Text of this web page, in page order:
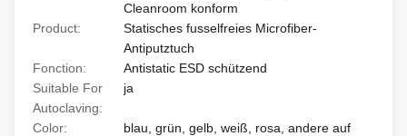
Cleanroom konform
Product:
Statisches fusselfreies Microfiber-
Antiputztuch
Fonction:
Antistatic ESD schützend
Suitable For
Autoclaving:
ja
Color:
blau, grün, gelb, weiß, rosa, andere auf